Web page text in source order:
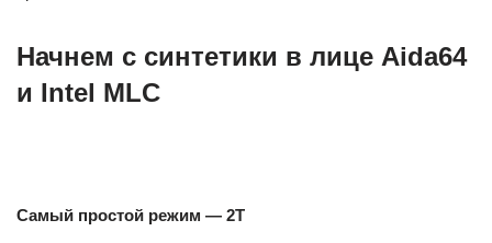
Начнем с синтетики в лице Aida64
и Intel MLC
Самый простой режим — 2Т